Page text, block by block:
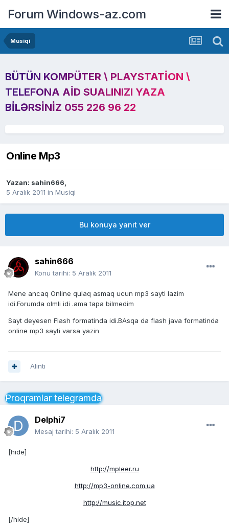
Forum Windows-az.com
Musiqi
BÜTÜN KOMPÜTER \ PLAYSTATION \
TELEFONA AID SUALINIZI YAZA
BILƏRSINIZ 055 226 96 22
Online Mp3
Yazan: sahin666,
5 Aralık 2011 in Musiqi
Bu konuya yanıt ver
sahin666
Konu tarihi: 5 Aralık 2011
Mene ancaq Online qulaq asmaq ucun mp3 sayti lazim
idi.Forumda olmli idi .ama tapa bilmedim
Sayt deyesen Flash formatinda idi.BAsqa da flash java formatinda
online mp3 sayti varsa yazin
Alıntı
Proqramlar telegramda
Delphi7
Mesaj tarihi: 5 Aralık 2011
[hide]
http://mpleer.ru
http://mp3-online.com.ua
http://music.itop.net
[/hide]